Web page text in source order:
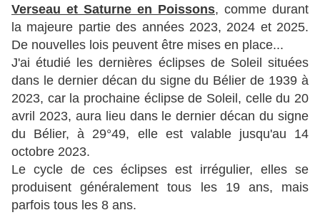
Verseau et Saturne en Poissons, comme durant
la majeure partie des années 2023, 2024 et 2025.
De nouvelles lois peuvent être mises en place...
J'ai étudié les dernières éclipses de Soleil situées
dans le dernier décan du signe du Bélier de 1939 à
2023, car la prochaine éclipse de Soleil, celle du 20
avril 2023, aura lieu dans le dernier décan du signe
du Bélier, à 29°49, elle est valable jusqu'au 14
octobre 2023.
Le cycle de ces éclipses est irrégulier, elles se
produisent généralement tous les 19 ans, mais
parfois tous les 8 ans.